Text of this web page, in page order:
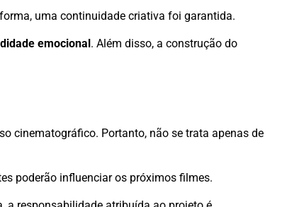
uma continuidade criativa foi garantida.
emocional. Além disso, a construção do
cinematográfico. Portanto, não se trata apenas de
poderão influenciar os próximos filmes.